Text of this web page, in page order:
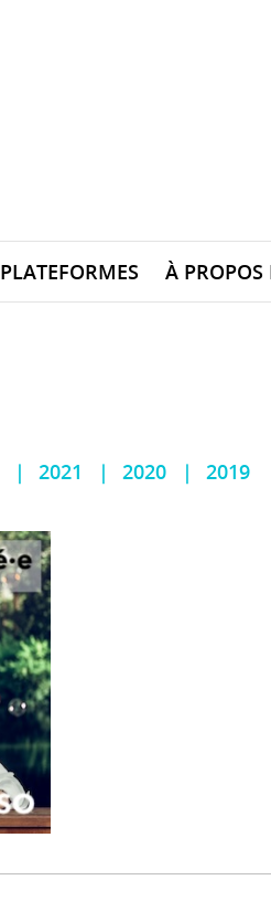
PLATEFORMES À PROPOS
2021 2020 2019